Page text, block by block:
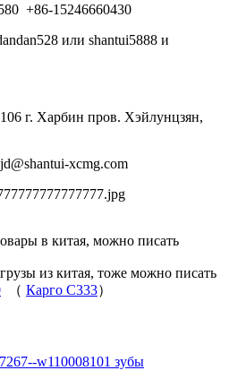
+86-15246660430
или shantui5888 и
г. Харбин пров. Хэйлунцзян,
xcmg.com
в китая, можно писать
из китая, тоже можно писать
（ Карго C333）